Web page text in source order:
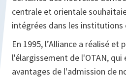
centrale et orientale
intégrées dans les
En 1995, l’Alliance a réalisé et
l'élargissement de l'OTAN, qui
avantages de l'admission de